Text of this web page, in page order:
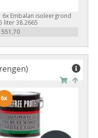
6xEmbalan isoleergrond
liter 38.2665
551,70
6x